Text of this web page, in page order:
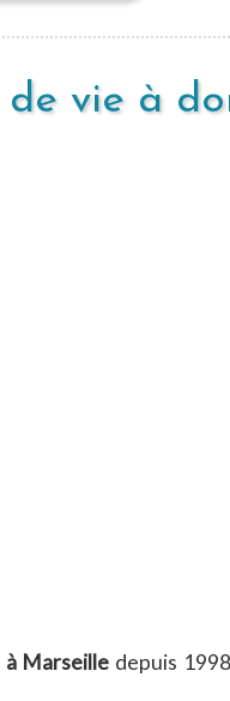
vie à
à Marseille depuis